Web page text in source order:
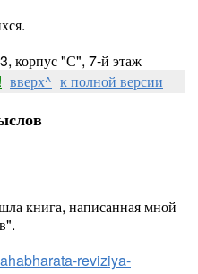
корпус "С", 7-й этаж
вверх^ к полной версии
книга, написанная мной
reviziya-